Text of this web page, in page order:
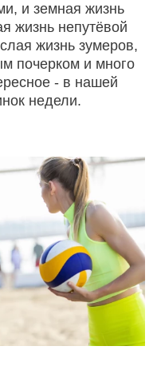
и земная жизнь
жизнь непутёвой
жизнь зумеров,
почерком и много
- в нашей
недели.